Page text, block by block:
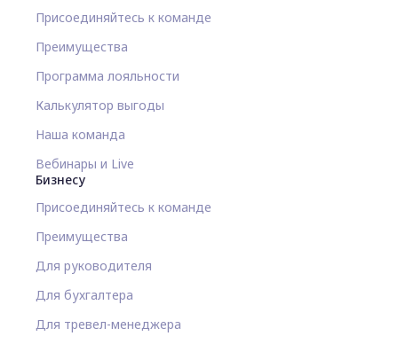
Присоединяйтесь к команде
Преимущества
Программа лояльности
Калькулятор выгоды
Наша команда
Вебинары и Live
Бизнесу
Присоединяйтесь к команде
Преимущества
Для руководителя
Для бухгалтера
Для тревел-менеджера